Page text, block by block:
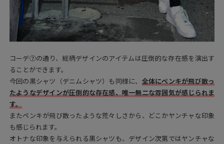
コーデ⑦の通り、総柄デザインのアイテムは圧倒的な存在感を演出す
ることができます。
今回の黒シャツ（デニムシャツ）も同様に、 全体にペンキが飛び散っ
たようなデザインが圧倒的な存在感、唯一無二な雰囲気が感じられま
す。
またペンキが飛び散ったような荒々しさから、どこかヤンチャな印象
も感じられます。
オトナな印象を与えられる黒シャツも、デザイン次第ではヤンチャな